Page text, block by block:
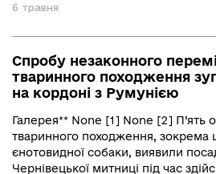
6 травня
Спробу незаконного
тваринного походження
на кордоні з Румунією
Галерея** None [1] None [2] П’ять
тваринного походження, зокрема
єнотовидної собаки, виявили
Чернівецької митниці під час